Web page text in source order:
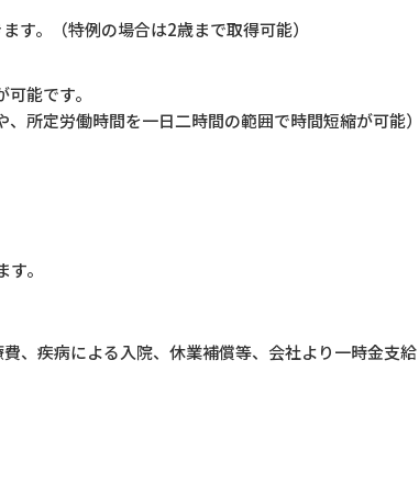
す。（特例の場合は2歳まで取得可能）
能です。
、所定労働時間を一日二時間の範囲で時間短縮が可能）
。
、疾病による入院、休業補償等、会社より一時金支給